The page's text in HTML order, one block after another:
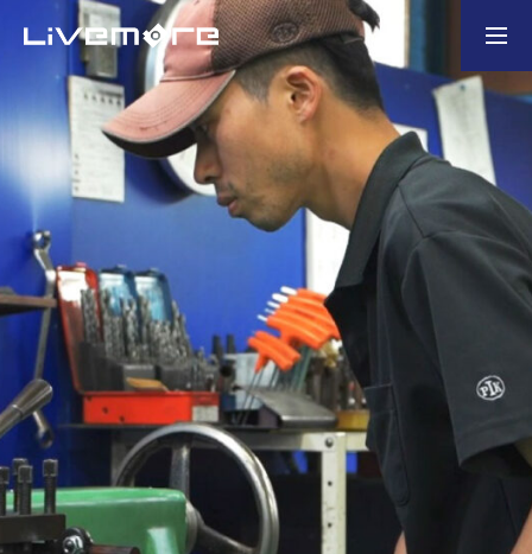
お問い合わせ 製造業の企業様
ホーム
選ばれる理由
会社概要
業務内容